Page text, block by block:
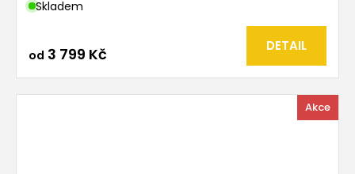
Skladem
od 3 799 Kč DETAIL
Akce